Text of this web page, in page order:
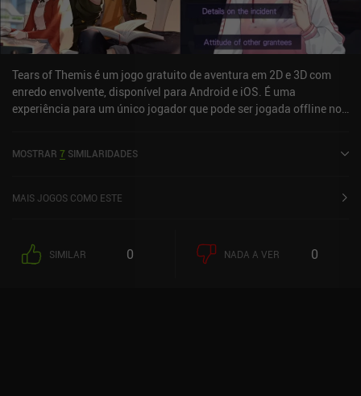
experiência incrivelmente imersiva - só é uma pena que não haja
um pouco mais para fazermos ao longo do caminho.
Tears of Themis é um jogo gratuito de aventura em 2D e 3D com
enredo envolvente, disponível para Android e iOS. É uma
experiência para um único jogador que pode ser jogada offline no
App Store do iOS.
MOSTRAR 7 SIMILARIDADES
MAIS JOGOS COMO ESTE
SIMILAR 0 NADA A VER 0